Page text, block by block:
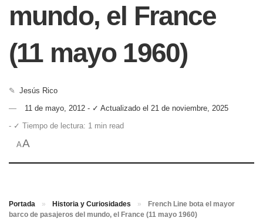
mundo, el France
(11 mayo 1960)
✎ Jesús Rico
11 de mayo, 2012 - ✓ Actualizado el 21 de noviembre, 2025
- ✓ Tiempo de lectura: 1 min read
AA
Portada » Historia y Curiosidades »
French Line bota el mayor
barco de pasajeros del mundo, el France (11 mayo 1960)